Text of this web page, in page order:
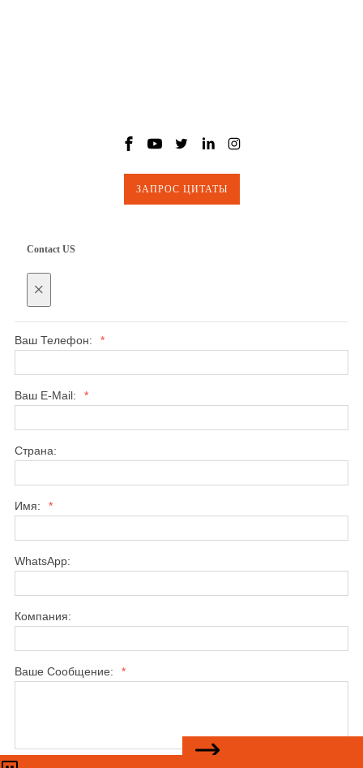
ЗАПРОС ЦИТАТЫ
Contact US
×
Ваш Телефон: *
Ваш E-Mail: *
Страна:
Имя: *
WhatsApp:
Компания:
Ваше Сообщение: *